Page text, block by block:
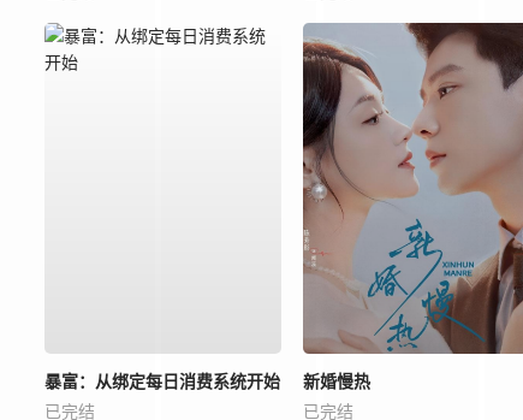
暴富：从绑定每日消费系统开始
已完结
新婚慢热
已完结